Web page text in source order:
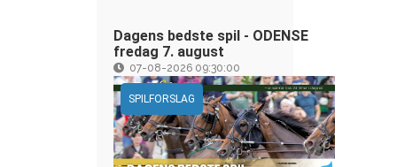
Dagens bedste spil - ODENSE
fredag 7. august
07-08-2026 09:30:00
SPILFORSLAG